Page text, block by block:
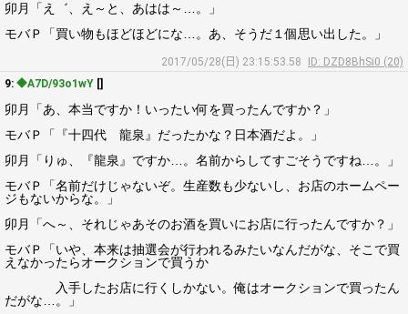
卯月「え゛、え～と、あはは～…。」
モバＰ「買い物もほどほどにな…。あ、そうだ１個思い出した。」
2017/05/28(日) 23:15:53.58
ID: DZD8BhSi0 (20)
9: ◆A7D/93o1wY []
卯月「あ、本当ですか！いったい何を買ったんですか？」
モバＰ「『十四代 龍泉』だったかな？日本酒だよ。」
卯月「りゅ、『龍泉』ですか…。名前からしてすごそうですね…。」
モバＰ「名前だけじゃないぞ。生産数も少ないし、お店のホームペー
ジもないからな。」
卯月「へ～、それじゃあそのお酒を買いにお店に行ったんですか？」
モバＰ「いや、本来は抽選会が行われるみたいなんだがな、そこで買
えなかったらオークションで買うか
入手したお店に行くしかない。俺はオークションで買ったん
だがな…。」